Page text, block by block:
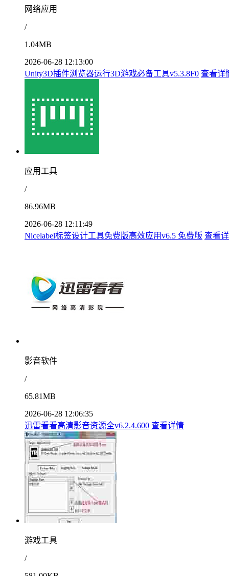
网络应用
/
1.04MB
2026-06-28 12:13:00
Unity3D插件浏览器运行3D游戏必备工具v5.3.8F0 查看详
应用工具
/
86.96MB
2026-06-28 12:11:49
Nicelabel标签设计工具免费版高效应用v6.5 免费版 查看
影音软件
/
65.81MB
2026-06-28 12:06:35
迅雷看看高清影音资源全v6.2.4.600 查看详情
游戏工具
/